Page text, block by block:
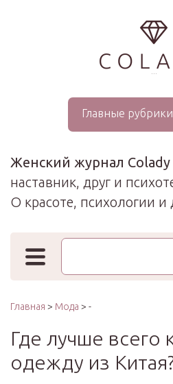
...
Главные рубрики
Женский журнал Colady
наставник, друг и
О красоте, психологии и
Поиск по сайту
Главная > Мода > -
Где лучше всего
одежду из